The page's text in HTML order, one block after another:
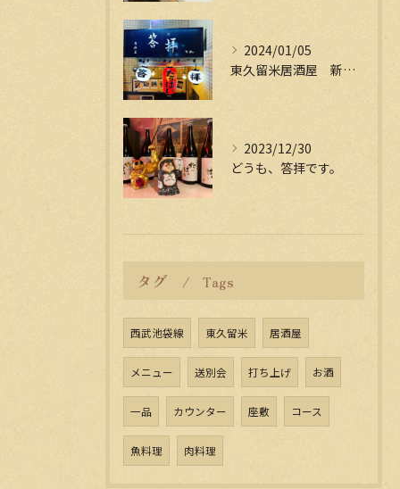
2024/01/05
東久留米居酒屋 新年会受付中
2023/12/30
どうも、答拝です。
タグ Tags
西武池袋線 東久留米 居酒屋
メニュー 送別会 打ち上げ お酒
一品 カウンター 座敷 コース
魚料理 肉料理